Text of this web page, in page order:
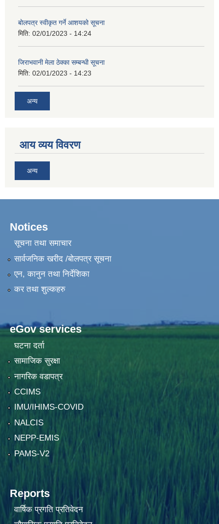
बोलपत्र स्वीकृत गर्ने आशयको सूचना
मिति: 02/01/2023 - 14:24
जिराभवानी मेला ठेक्का सम्बन्धी सूचना
मिति: 02/01/2023 - 14:23
अन्य
आय व्यय विवरण
अन्य
Notices
सूचना तथा समाचार
सार्वजनिक खरीद /बोलपत्र सूचना
एन, कानुन तथा निर्देशिका
कर तथा शुल्कहरु
eGov services
घटना दर्ता
सामाजिक सुरक्षा
नागरिक वडापत्र
CCIMS
IMU/IHIMS-COVID
NALCIS
NEPP-EMIS
PAMS-V2
Reports
वार्षिक प्रगति प्रतिवेदन